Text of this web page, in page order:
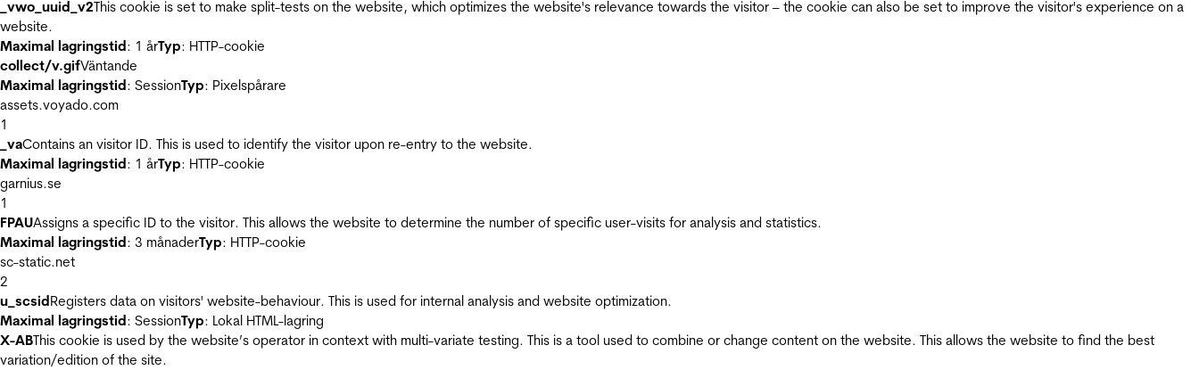
_vwo_uuid_v2This cookie is set to make split-tests on the website, which optimizes the website's relevance towards the visitor – the cookie can also be set to improve the visitor's experience on a
website.
Maximal lagringstid: 1 årTyp: HTTP-cookie
collect/v.gifVäntande
Maximal lagringstid: SessionTyp: Pixelspårare
assets.voyado.com
1
_vaContains an visitor ID. This is used to identify the visitor upon re-entry to the website.
Maximal lagringstid: 1 årTyp: HTTP-cookie
garnius.se
1
FPAUAssigns a specific ID to the visitor. This allows the website to determine the number of specific user-visits for analysis and statistics.
Maximal lagringstid: 3 månaderTyp: HTTP-cookie
sc-static.net
2
u_scsidRegisters data on visitors' website-behaviour. This is used for internal analysis and website optimization.
Maximal lagringstid: SessionTyp: Lokal HTML-lagring
X-ABThis cookie is used by the website’s operator in context with multi-variate testing. This is a tool used to combine or change content on the website. This allows the website to find the best
variation/edition of the site.